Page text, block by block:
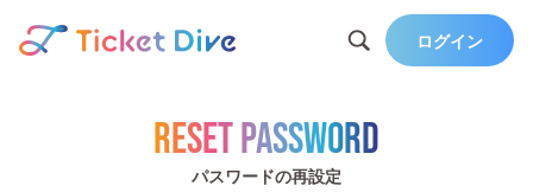
ログイン
Reset Password
パスワードの再設定